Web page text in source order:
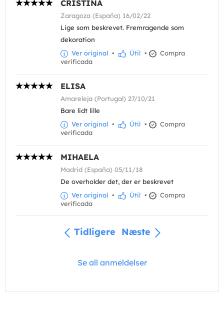
CRISTINA
Zaragoza (España) 16/02/22
Lige som beskrevet. Fremragende som
dekoration
Ver original • Útil •
Compra
verificada
ELISA
Amareleja (Portugal) 27/10/21
Bare lidt lille
Ver original • Útil •
Compra
verificada
MIHAELA
Madrid (España) 05/11/18
De overholder det, der er beskrevet
Ver original • Útil •
Compra
verificada
Tidligere Næste
Se all anmeldelser